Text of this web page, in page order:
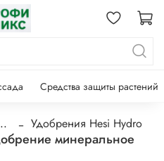
Средства защиты растений
Удобрения Hesi Hydro
минеральное